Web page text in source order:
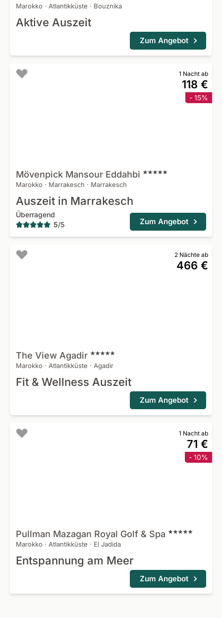
Marokko · Atlantikküste · Bouznika
Aktive Auszeit
Zum Angebot
1 Nacht ab
118 €
- 15%
Mövenpick Mansour Eddahbi
Marokko · Marrakesch · Marrakesch
Auszeit in Marrakesch
Überragend
5/5 Zum Angebot
2 Nächte ab
466 €
The View Agadir
Marokko · Atlantikküste · Agadir
Fit & Wellness Auszeit
Zum Angebot
1 Nacht ab
71 €
- 10%
Pullman Mazagan Royal Golf & Spa
Marokko · Atlantikküste · El Jadida
Entspannung am Meer
Zum Angebot